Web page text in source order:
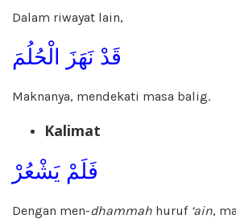
Dalam riwayat lain,
قَدْ نَهَزَ الْحُلُمَ
Maknanya, mendekati masa balig.
Kalimat
فَلَمْ يَشْعُرْ
Dengan men-dhammah huruf ‘ain,